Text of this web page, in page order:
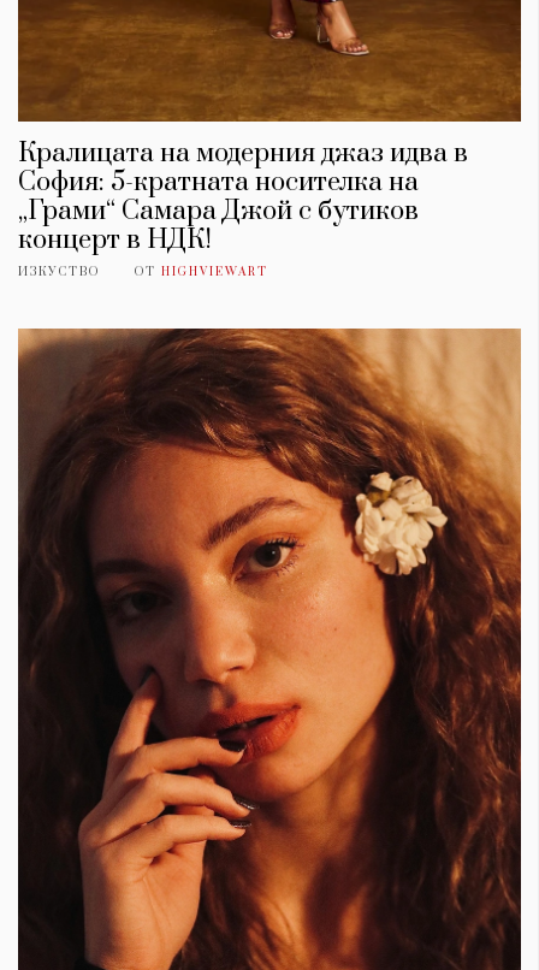
Кралицата на модерния джаз идва в
София: 5-кратната носителка на
„Грами“ Самара Джой с бутиков
концерт в НДК!
ИЗКУСТВО ОТ HIGHVIEWART